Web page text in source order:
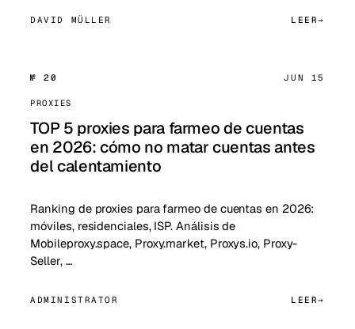
DAVID MÜLLER LEER
№ 20 JUN 15
PROXIES
TOP 5 proxies para farmeo de cuentas
en 2026: cómo no matar cuentas antes
del calentamiento
Ranking de proxies para farmeo de cuentas en 2026:
móviles, residenciales, ISP. Análisis de
Mobileproxy.space, Proxy.market, Proxys.io, Proxy-
Seller, …
ADMINISTRATOR LEER